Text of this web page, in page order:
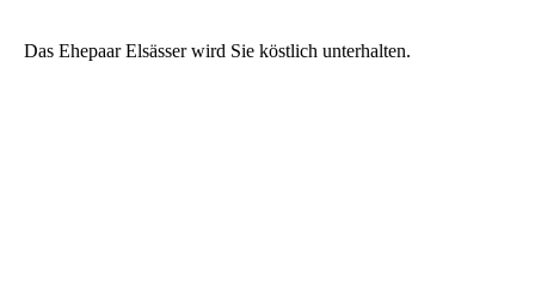
Das Ehepaar Elsässer wird Sie köstlich unterhalten.